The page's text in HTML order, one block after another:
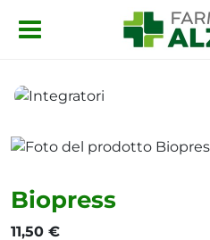
Salta al contenuto principale
Biopress
11,50 €